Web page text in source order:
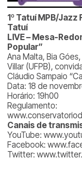
1º Tatuí MPB/
Tatuí
LIVE – Mesa-
Popular”
Ana Malta, Bia
Villar (UFPB),
Cláudio Sampaio
Data: 18 de
Horário: 19h00
Regulamento:
Canais de
YouTube:
Facebook:
Twitter: